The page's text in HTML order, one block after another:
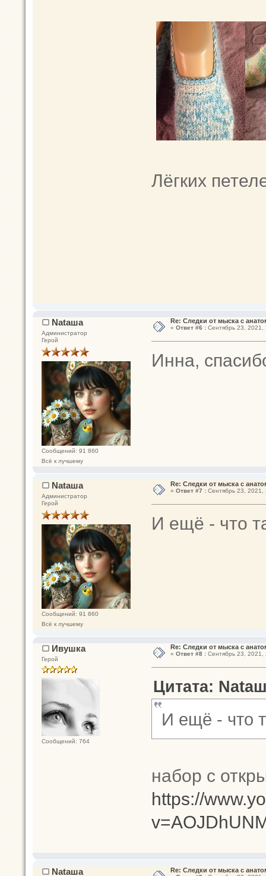
Лёгких
Nataшa
Администратор
Герой
Сообщений: 91 860
Всё к лучшему
Re: Следки от мыска с
« Ответ #6 :Сентябрь 23, 2021,
Инна,
Nataшa
Администратор
Герой
Сообщений: 91 860
Всё к лучшему
Re: Следки от мыска с
« Ответ #7 :Сентябрь 23, 2021,
И ещё - что
Ивушка
Герой
Сообщений: 764
Re: Следки от мыска с
« Ответ #8 :Сентябрь 23, 2021,
Цитата:
И ещё - что
набор с
https://
Nataшa Re: Следки от мыска с